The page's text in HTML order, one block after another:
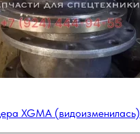
XGMA (видоизменилась)